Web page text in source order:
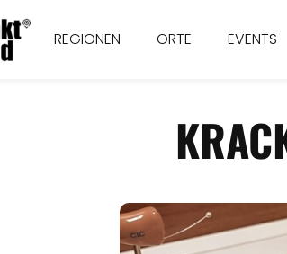
REGIONEN ORTE EVENTS